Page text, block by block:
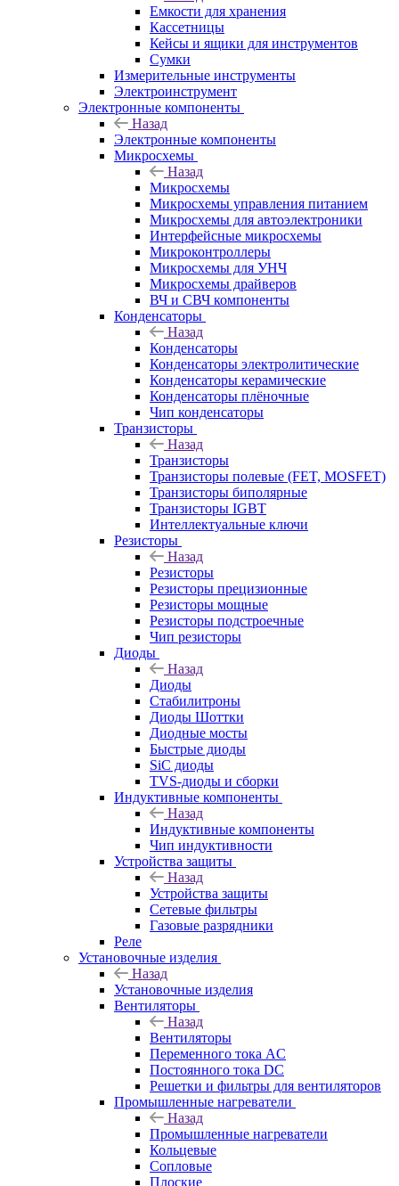
Емкости для хранения
Кассетницы
Кейсы и ящики для инструментов
Сумки
Измерительные инструменты
Электроинструмент
Электронные компоненты
Назад
Электронные компоненты
Микросхемы
Назад
Микросхемы
Микросхемы управления питанием
Микросхемы для автоэлектроники
Интерфейсные микросхемы
Микроконтроллеры
Микросхемы для УНЧ
Микросхемы драйверов
ВЧ и СВЧ компоненты
Конденсаторы
Назад
Конденсаторы
Конденсаторы электролитические
Конденсаторы керамические
Конденсаторы плёночные
Чип конденсаторы
Транзисторы
Назад
Транзисторы
Транзисторы полевые (FET, MOSFET)
Транзисторы биполярные
Транзисторы IGBT
Интеллектуальные ключи
Резисторы
Назад
Резисторы
Резисторы прецизионные
Резисторы мощные
Резисторы подстроечные
Чип резисторы
Диоды
Назад
Диоды
Стабилитроны
Диоды Шоттки
Диодные мосты
Быстрые диоды
SiC диоды
TVS-диоды и сборки
Индуктивные компоненты
Назад
Индуктивные компоненты
Чип индуктивности
Устройства защиты
Назад
Устройства защиты
Сетевые фильтры
Газовые разрядники
Реле
Установочные изделия
Назад
Установочные изделия
Вентиляторы
Назад
Вентиляторы
Переменного тока AC
Постоянного тока DC
Решетки и фильтры для вентиляторов
Промышленные нагреватели
Назад
Промышленные нагреватели
Кольцевые
Сопловые
Плоские